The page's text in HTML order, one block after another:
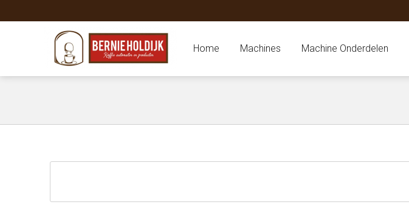
Home Machines Machine Onderdelen